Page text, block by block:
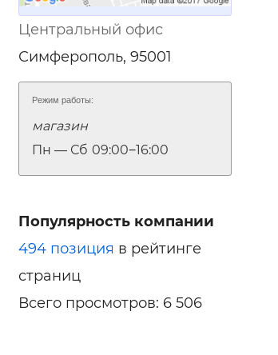
Центральный офис
Симферополь, 95001
Режим работы:
магазин
Пн — Сб 09:00‒16:00
Популярность компании
494 позиция в рейтинге
страниц
Всего просмотров: 6 506